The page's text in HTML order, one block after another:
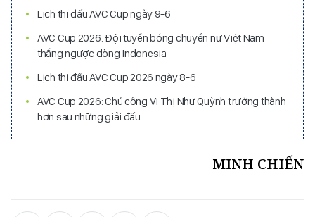
Lịch thi đấu AVC Cup ngày 9-6
AVC Cup 2026: Đội tuyển bóng chuyền nữ Việt Nam
thắng ngược dòng Indonesia
Lịch thi đấu AVC Cup 2026 ngày 8-6
AVC Cup 2026: Chủ công Vi Thị Như Quỳnh trưởng thành
hơn sau những giải đấu
MINH CHIẾN